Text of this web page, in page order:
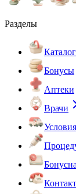
Разделы
Каталог
Бонусы
Аптеки
Врачи